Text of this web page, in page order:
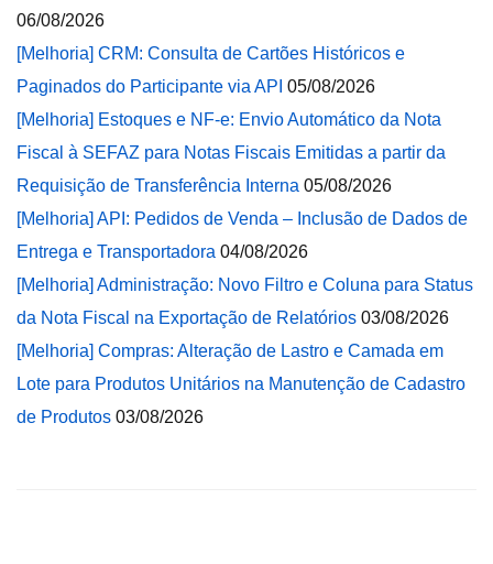
06/08/2026
[Melhoria] CRM: Consulta de Cartões Históricos e
Paginados do Participante via API 05/08/2026
[Melhoria] Estoques e NF-e: Envio Automático da Nota
Fiscal à SEFAZ para Notas Fiscais Emitidas a partir da
Requisição de Transferência Interna 05/08/2026
[Melhoria] API: Pedidos de Venda – Inclusão de Dados de
Entrega e Transportadora 04/08/2026
[Melhoria] Administração: Novo Filtro e Coluna para Status
da Nota Fiscal na Exportação de Relatórios 03/08/2026
[Melhoria] Compras: Alteração de Lastro e Camada em
Lote para Produtos Unitários na Manutenção de Cadastro
de Produtos 03/08/2026